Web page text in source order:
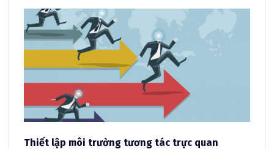
Thiết lập môi trường tương tác trực quan